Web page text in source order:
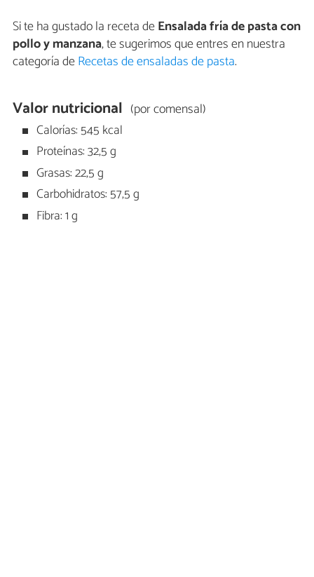
Si te ha gustado la receta deEnsalada fría de pasta con
pollo y manzana, te sugerimos que entres en nuestra
categoría deRecetas de ensaladas de pasta.
Valor nutricional (por comensal)
Calorías: 545 kcal
Proteínas: 32,5 g
Grasas: 22,5 g
Carbohidratos: 57,5 g
Fibra: 1 g